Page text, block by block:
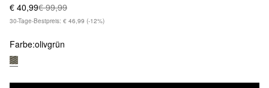
€ 40,99€ 99,99
30-Tage-Bestpreis: € 46,99 (-12%)
Farbe:olivgrün